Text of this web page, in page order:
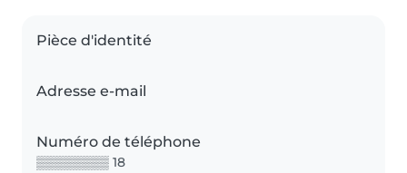
Pièce d'identité
Adresse e-mail
Numéro de téléphone
▒▒▒▒▒▒▒▒ 18